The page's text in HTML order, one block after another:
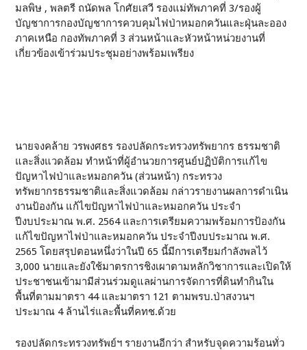
มลพิษ , พลตรี ถนัดพล โกศัยเสวี รองแม่ทัพภาคที่ 3/รองผู้
บัญชาการกองบัญชาการควบคุมไฟป่าหมอกควันและฝุ่นละออง
ภาคเหนือ กองทัพภาคที่ 3 ส่วนหน้าและหัวหน้าหน่วยงานที่
เกี่ยวข้องเข้าร่วมประชุมอย่างพร้อมเพรียง
นายจงคล้าย วรพงศธร รองปลัดกระทรวงทรัพยากร ธรรมชาติ
และสิ่งแวดล้อม ทำหน้าที่ผู้อำนวยการศูนย์ปฏิบัติการแก้ไข
ปัญหาไฟป่าและหมอกควัน (ส่วนหน้า) กระทรวง
ทรัพยากรธรรมชาติและสิ่งแวดล้อม กล่าวรายงานผลการดำเนิน
งานป้องกัน แก้ไขปัญหาไฟป่าและหมอกควัน ประจำ
ปีงบประมาณ พ.ศ. 2564 และการเตรียมความพร้อมการป้องกัน
แก้ไขปัญหาไฟป่าและหมอกควัน ประจำปีงบประมาณ พ.ศ.
2565 โดยสรุปตอนหนึ่งว่าในปี 65 นี้มีการเตรียมกำลังพลไว้
3,000 นายและยังใช้มาตรการชิงเผาตามหลักวิชาการและเปิดให้
ประชาชนเข้ามามีส่วนร่วมดูแลผ่านการจัดการที่ดินทำกินใน
พื้นที่ตามมาตรา 44 และมาตรา 121 ตามพรบ.ป่าสงวนฯ
ประมาณ 4 ล้านไร่และพื้นที่คทช.ด้วย
รองปลัดกระทรวงทรัพย์ฯ รายงานอีกว่า สำหรับจุดความร้อนทั่ว